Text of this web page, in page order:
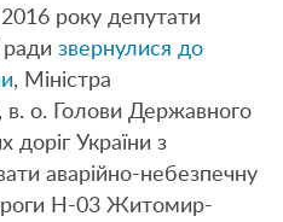
року депутати
звернулися до
, Міністра
в. о. Голови Державного
доріг України з
аварійно-небезпечну
Н-03 Житомир-